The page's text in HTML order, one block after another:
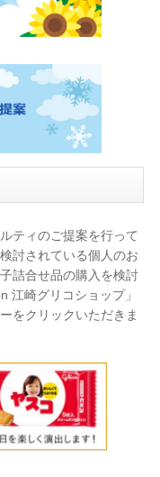
ティのご提案を行って
討されている個人のお
詰合せ品の購入を検討
江崎グリコショップ」
をクリックいただきま